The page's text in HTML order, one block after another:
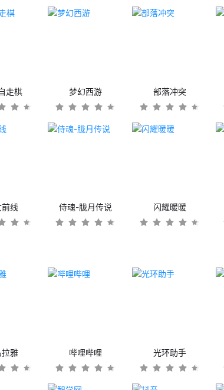
走棋 梦幻西游 部落冲突
线 侍魂-胧月传说 闪耀暖暖
雅 哔哩哔哩 光环助手